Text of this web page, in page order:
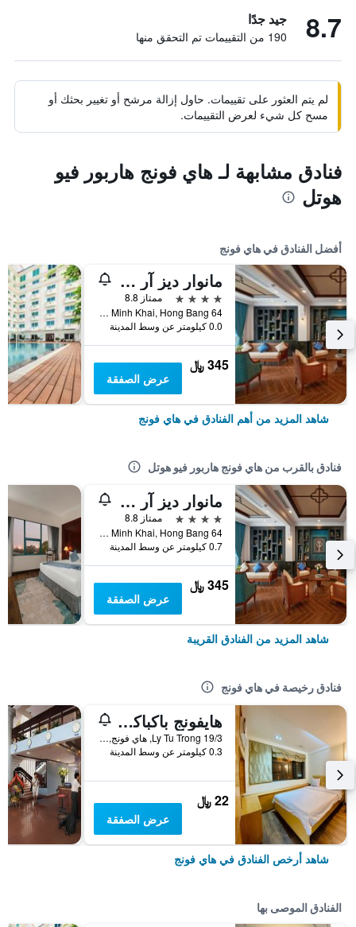
8.7 جيد جدًا
190 من التقييمات تم التحقق منها
لم يتم العثور على تقييمات. حاول إزالة مرشح أو تغيير بحثك أو
مسح كل شيء لعرض التقييمات.
فنادق مشابهة لـ هاي فونج هاربور فيو
هوتل
أفضل الفنادق في هاي فونج
مانوار ديز آر أوتل
4 نجوم
ممتاز 8.8
64 Dien Bien Phu, Minh Khai, Hong Bang, هاي فونج, فيتنام
0.0 كيلومتر عن وسط المدينة
345 ﷼
عرض الصفقة
شاهد المزيد من أهم الفنادق في هاي فونج
فنادق بالقرب من هاي فونج هاربور فيو هوتل
مانوار ديز آر أوتل
4 نجوم
ممتاز 8.8
64 Dien Bien Phu, Minh Khai, Hong Bang, هاي فونج, فيتنام
0.7 كيلومتر عن وسط المدينة
345 ﷼
عرض الصفقة
شاهد المزيد من الفنادق القريبة
فنادق رخيصة في هاي فونج
هايفونج باكباكر هوستل
19/3 Ly Tu Trong, هاي فونج, فيتنام
0.3 كيلومتر عن وسط المدينة
22 ﷼
عرض الصفقة
شاهد أرخص الفنادق في هاي فونج
الفنادق الموصى بها